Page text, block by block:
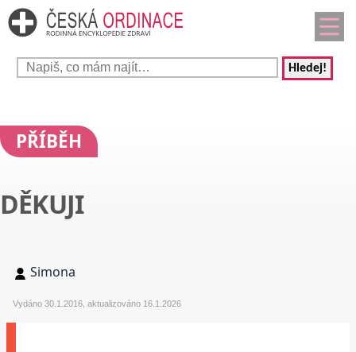
Hledej!
PŘÍBĚH
DĚKUJI
Simona
Vydáno 30.1.2016, aktualizováno 16.1.2026